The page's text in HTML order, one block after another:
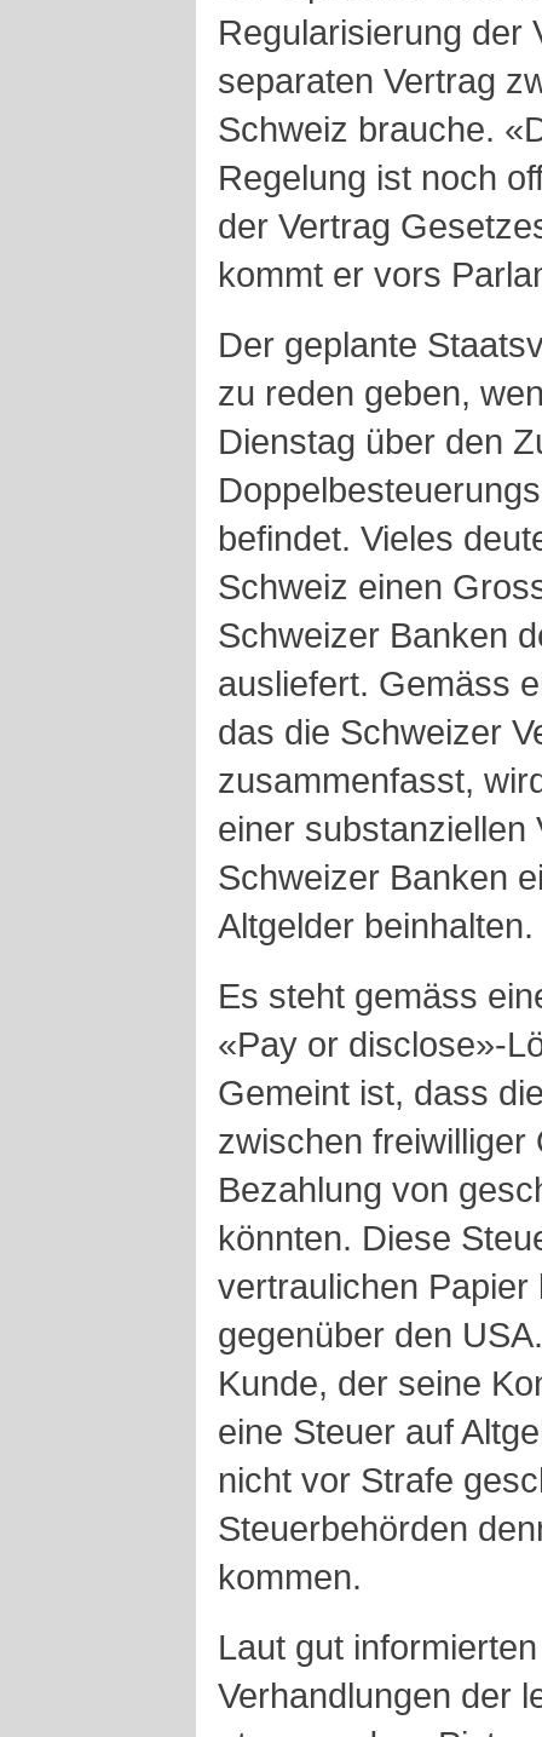
Regularisierung der
separaten Vertrag
Schweiz brauche.
Regelung ist noch
der Vertrag
kommt er vors
Der geplante
zu reden geben,
Dienstag über den
befindet. Vieles
Schweiz einen
Schweizer Banken
ausliefert. Gemäss
das die Schweizer
zusammenfasst,
einer substanziellen
Schweizer Banken
Altgelder beinhalten.
Es steht gemäss
«Pay or disclose»-
Gemeint ist, dass
zwischen freiwilliger
Bezahlung von
könnten. Diese
vertraulichen
gegenüber den
Kunde, der seine
eine Steuer auf
nicht vor Strafe
Steuerbehörden
kommen.
Laut gut
Verhandlungen der